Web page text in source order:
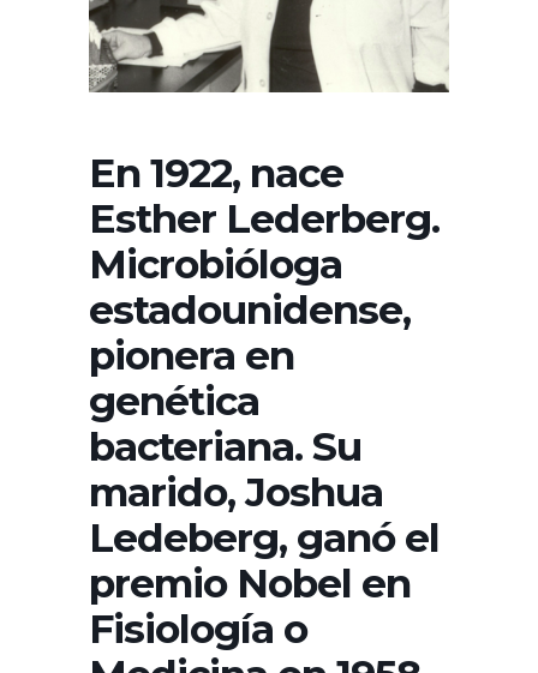
En 1922, nace
Esther Lederberg.
Microbióloga
estadounidense,
pionera en
genética
bacteriana. Su
marido, Joshua
Ledeberg, ganó el
premio Nobel en
Fisiología o